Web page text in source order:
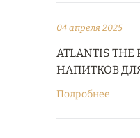
04 апреля 2025
ATLANTIS
НАПИТКОВ
Подробнее